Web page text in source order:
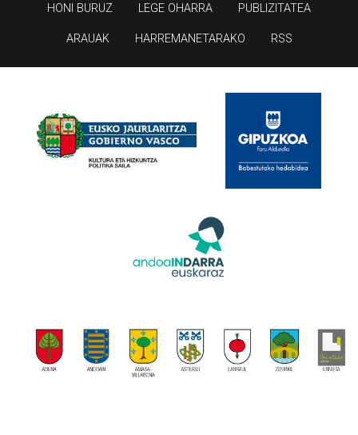
HONI BURUZ LEGE OHARRA PUBLIZITATEA
ARAUAK HARREMANETARAKO RSS